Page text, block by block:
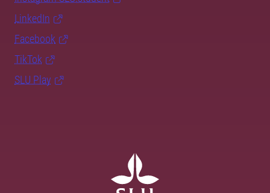
LinkedIn
Facebook
TikTok
SLU Play